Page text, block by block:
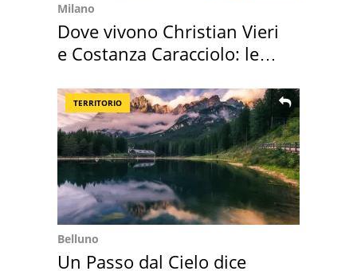
Milano
Dove vivono Christian Vieri
e Costanza Caracciolo: le
TERRITORIO
Belluno
Un Passo dal Cielo dice